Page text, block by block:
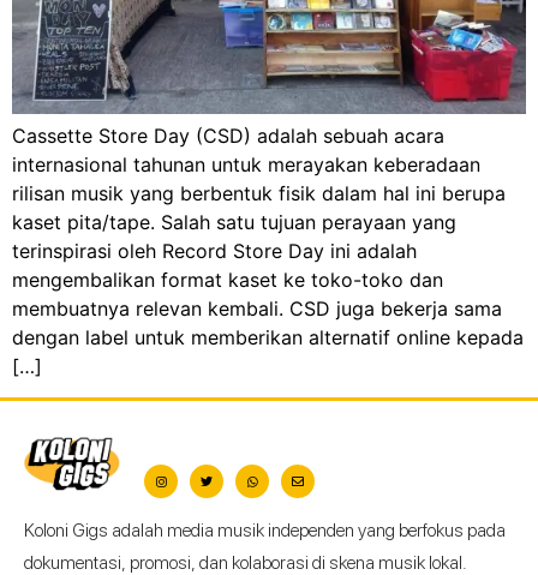
Cassette Store Day (CSD) adalah sebuah acara
internasional tahunan untuk merayakan keberadaan
rilisan musik yang berbentuk fisik dalam hal ini berupa
kaset pita/tape. Salah satu tujuan perayaan yang
terinspirasi oleh Record Store Day ini adalah
mengembalikan format kaset ke toko-toko dan
membuatnya relevan kembali. CSD juga bekerja sama
dengan label untuk memberikan alternatif online kepada
[…]
Koloni Gigs adalah media musik independen yang berfokus pada
dokumentasi, promosi, dan kolaborasi di skena musik lokal.